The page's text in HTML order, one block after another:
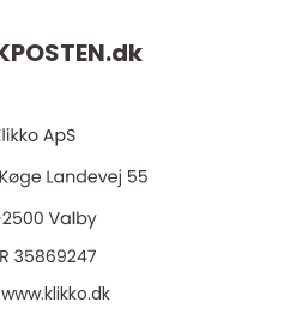
dk
www.klikko.dk